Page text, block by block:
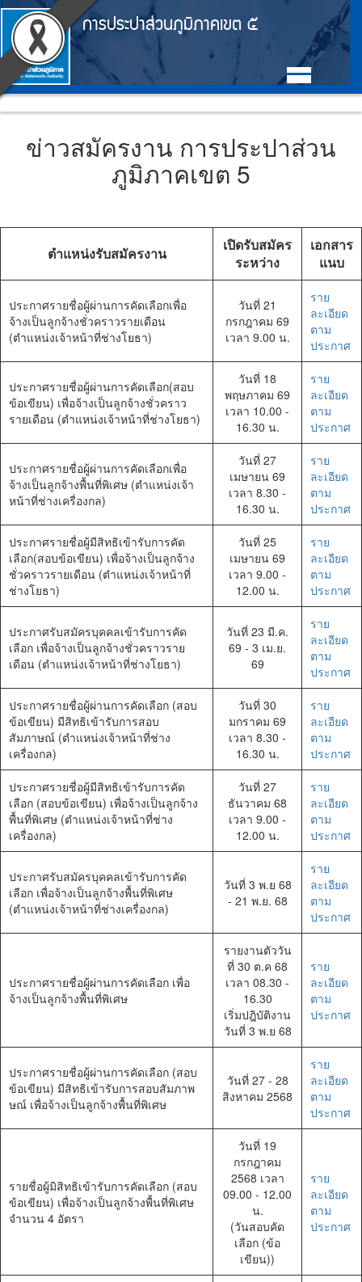
หน้า
แรก
(การ
ประปา
ส่วน
ข้าม
เนื้อหา
(Skip
to
content)
ใน
เว็บไซต์
(Search)
หน้า
แผนผัง
เว็บไซต์
(Sitemap)
ตัว
ช่วย
เหลือ
การ
ถึง
เว็บไซต์
หน้า
หลัก
หรือ
โฮมเพจ
หน้า
แจ้ง
เรื่อง
เรียน
หน้า
โทรศัพท์,โทรสาร,อีเมล์
หน้า
คำถาม
ยอด
ฮิต
ตรา
สัญลักษณ์
และ
ค่า
นิยม
การ
ภูมิภาค
การประปาส่วนภูมิภาคเขต ๕
Main
Menuข่าวสมัครงาน การประปาส่วน
ภูมิภาคเขต 5
ตำแหน่งรับสมัครงาน
เปิดรับสมัคร
ระหว่าง
เอกสาร
แนบ
ประกาศรายชื่อผู้ผ่านการคัดเลือกเพื่อ
จ้างเป็นลูกจ้างชั่วคราวรายเดือน
(ตำแหน่งเจ้าหน้าที่ช่างโยธา)
วันที่ 21
กรกฎาคม 69
เวลา 9.00 น.
ราย
ละเอียด
ตาม
ประกาศ
ประกาศรายชื่อผู้ผ่านการคัดเลือก(สอบ
ข้อเขียน) เพื่อจ้างเป็นลูกจ้างชั่วคราว
รายเดือน (ตำแหน่งเจ้าหน้าที่ช่างโยธา)
วันที่ 18
พฤษภาคม 69
เวลา 10.00 -
16.30 น.
ราย
ละเอียด
ตาม
ประกาศ
ประกาศรายชื่อผู้ผ่านการคัดเลือกเพื่อ
จ้างเป็นลูกจ้างพื้นที่พิเศษ (ตำแหน่งเจ้า
หน้าที่ช่างเครื่องกล)
วันที่ 27
เมษายน 69
เวลา 8.30 -
16.30 น.
ราย
ละเอียด
ตาม
ประกาศ
ประกาศรายชื่อผู้มีสิทธิเข้ารับการคัด
เลือก(สอบข้อเขียน) เพื่อจ้างเป็นลูกจ้าง
ชั่วคราวรายเดือน (ตำแหน่งเจ้าหน้าที่
ช่างโยธา)
วันที่ 25
เมษายน 69
เวลา 9.00 -
12.00 น.
ราย
ละเอียด
ตาม
ประกาศ
ประกาศรับสมัครบุคคลเข้ารับการคัด
เลือก เพื่อจ้างเป็นลูกจ้างชั่วคราวราย
เดือน (ตำแหน่งเจ้าหน้าที่ช่างโยธา)
วันที่ 23 มี.ค.
69 - 3 เม.ย.
69
ราย
ละเอียด
ตาม
ประกาศ
ประกาศรายชื่อผู้ผ่านการคัดเลือก (สอบ
ข้อเขียน) มีสิทธิเข้ารับการสอบ
สัมภาษณ์ (ตำแหน่งเจ้าหน้าที่ช่าง
เครื่องกล)
วันที่ 30
มกราคม 69
เวลา 8.30 -
16.30 น.
ราย
ละเอียด
ตาม
ประกาศ
ประกาศรายชื่อผู้มีสิทธิเข้ารับการคัด
เลือก (สอบข้อเขียน) เพื่อจ้างเป็นลูกจ้าง
พื้นที่พิเศษ (ตำแหน่งเจ้าหน้าที่ช่าง
เครื่องกล)
วันที่ 27
ธันวาคม 68
เวลา 9.00 -
12.00 น.
ราย
ละเอียด
ตาม
ประกาศ
ประกาศรับสมัครบุคคลเข้ารับการคัด
เลือก เพื่อจ้างเป็นลูกจ้างพื้นที่พิเศษ
(ตำแหน่งเจ้าหน้าที่ช่างเครื่องกล)
วันที่ 3 พ.ย 68
- 21 พ.ย. 68
ราย
ละเอียด
ตาม
ประกาศ
ประกาศรายชื่อผู้ผ่านการคัดเลือก เพื่อ
จ้างเป็นลูกจ้างพื้นที่พิเศษ
รายงานตัววัน
ที่ 30 ต.ค 68
เวลา 08.30 -
16.30
เริ่มปฎิบัติงาน
วันที่ 3 พ.ย 68
ราย
ละเอียด
ตาม
ประกาศ
ประกาศรายชื่อผู้ผ่านการคัดเลือก (สอบ
ข้อเขียน) มีสิทธิเข้ารับการสอบสัมภาพ
ษณ์ เพื่อจ้างเป็นลูกจ้างพื้นที่พิเศษ
วันที่ 27 - 28
สิงหาคม 2568
ราย
ละเอียด
ตาม
ประกาศ
รายชื่อผู้มิสิทธิเข้ารับการคัดเลือก (สอบ
ข้อเขียน) เพื่อจ้างเป็นลูกจ้างพื้นที่พิเศษ
จำนวน 4 อัตรา
วันที่ 19
กรกฎาคม
2568 เวลา
09.00 - 12.00
น.
(วันสอบคัด
เลือก (ข้อ
เขียน))
ราย
ละเอียด
ตาม
ประกาศ